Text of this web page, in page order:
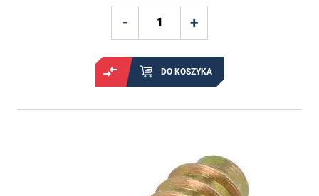
DO KOSZYKA